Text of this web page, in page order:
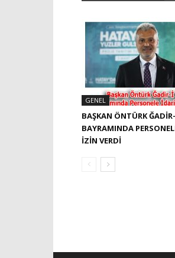
GENEL
BAŞKAN ÖNTÜRK
BAYRAMINDA
İZIN VERDI